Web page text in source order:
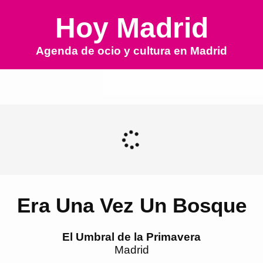
Hoy Madrid
Agenda de ocio y cultura en Madrid
Era Una Vez Un Bosque
El Umbral de la Primavera
Madrid